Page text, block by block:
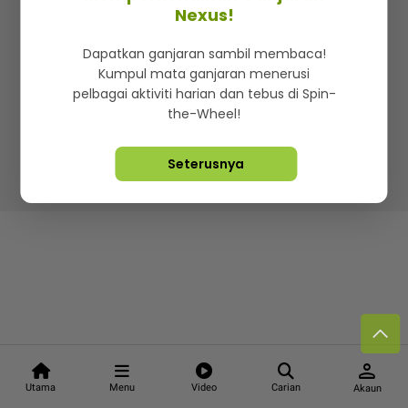
Utama Menu Video Carian
person
Akaun
Iklan di SMG360
Terma & Syarat Dasar Privasi
Lebih hot, viral dan sensasi
Hakcipta Terpelihara ©2026. Star Media Group Berhad
Nexus!
Dapatkan ganjaran sambil membaca!
Kumpul mata ganjaran menerusi
pelbagai aktiviti harian dan tebus di Spin-
the-Wheel!
Seterusnya